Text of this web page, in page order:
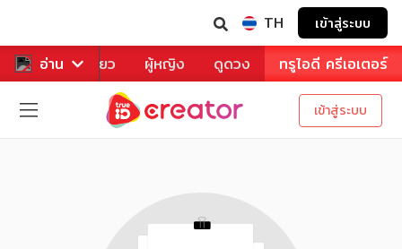
TH เข้าสู่ระบบ
อ่าน
หาร ท่องเที่ยว ผู้หญิง ดูดวง ทรูไอดี ครีเอเตอร์
เข้าสู่ระบบ